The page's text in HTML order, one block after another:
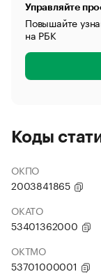
Управляйте
Повышайте
на РБК
Коды
ОКПО
2003841865
ОКАТО
53401362000
ОКТМО
53701000001